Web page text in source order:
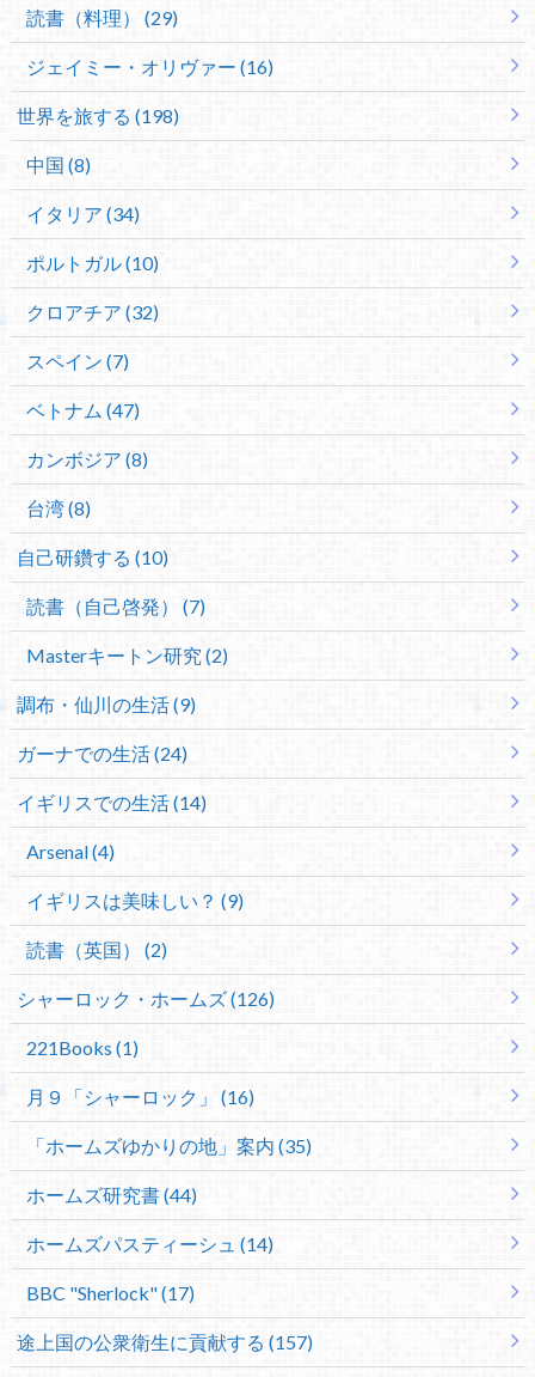
読書（料理） (29)
ジェイミー・オリヴァー (16)
世界を旅する (198)
中国 (8)
イタリア (34)
ポルトガル (10)
クロアチア (32)
スペイン (7)
ベトナム (47)
カンボジア (8)
台湾 (8)
自己研鑽する (10)
読書（自己啓発） (7)
Masterキートン研究 (2)
調布・仙川の生活 (9)
ガーナでの生活 (24)
イギリスでの生活 (14)
Arsenal (4)
イギリスは美味しい？ (9)
読書（英国） (2)
シャーロック・ホームズ (126)
221Books (1)
月９「シャーロック」 (16)
「ホームズゆかりの地」案内 (35)
ホームズ研究書 (44)
ホームズパスティーシュ (14)
BBC "Sherlock" (17)
途上国の公衆衛生に貢献する (157)